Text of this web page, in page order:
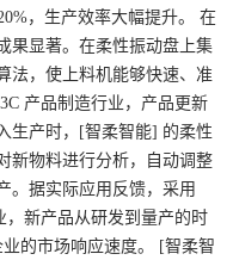
，生产效率大幅提升。
在
果显著。在柔性振动盘上集
法，使上料机能够快速、准
产品制造行业，产品更新
生产时，[智柔智能] 的柔性
新物料进行分析，自动调整
。据实际应用反馈，采用
，新产品从研发到量产的时
的市场响应速度。
[智柔智